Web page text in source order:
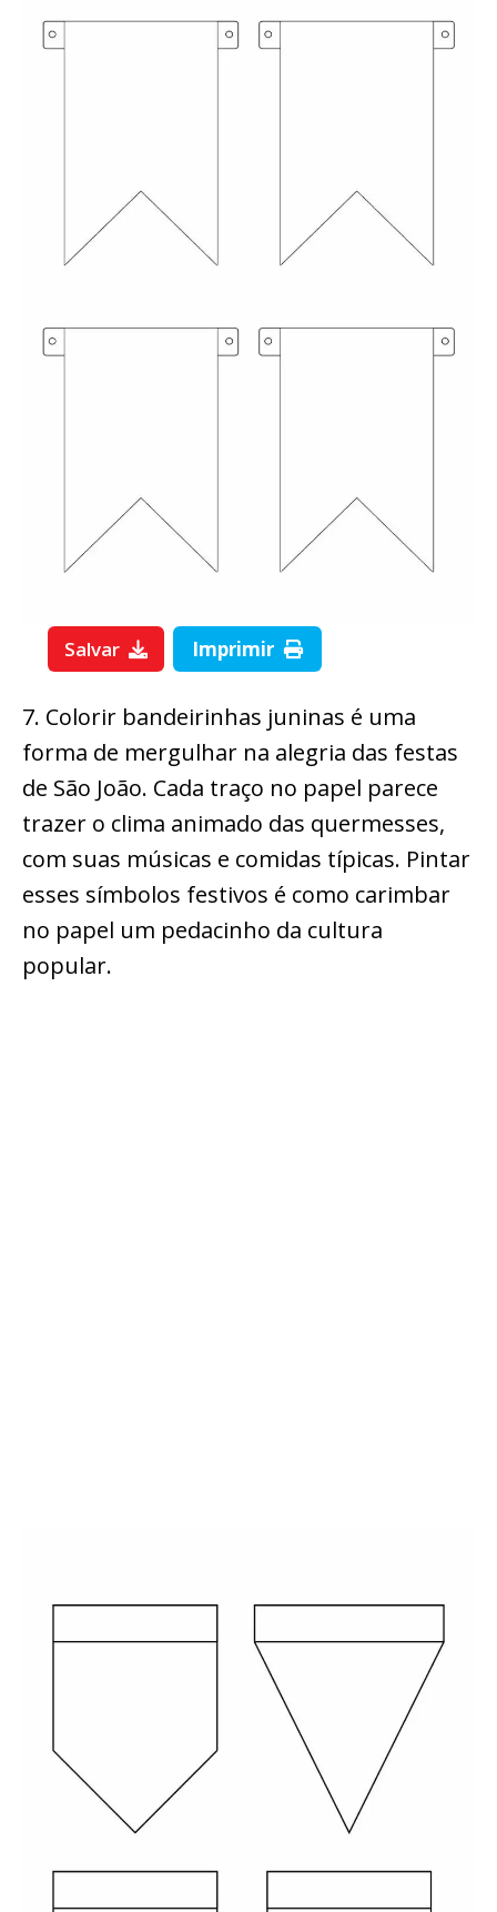
Salvar Imprimir
7. Colorir bandeirinhas juninas é uma
forma de mergulhar na alegria das festas
de São João. Cada traço no papel parece
trazer o clima animado das quermesses,
com suas músicas e comidas típicas. Pintar
esses símbolos festivos é como carimbar
no papel um pedacinho da cultura
popular.